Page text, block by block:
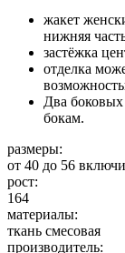
жакет
нижняя
застёжка
отделка
Два
бокам.
размеры:
от 40 до 56
рост:
164
материалы:
ткань смесовая
производитель: